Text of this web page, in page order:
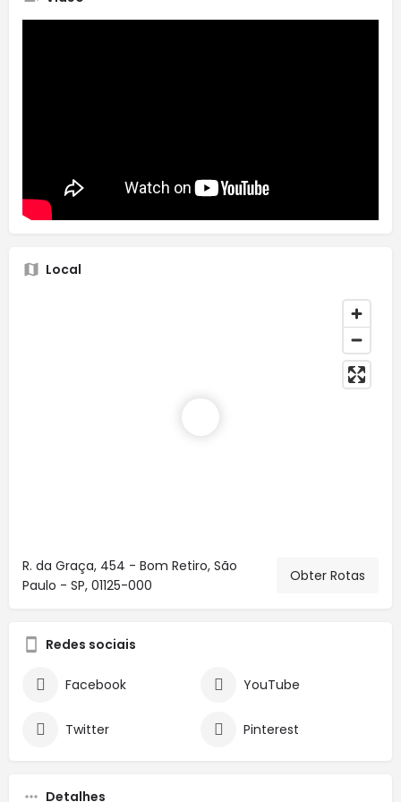
Local
R. da Graça, 454 - Bom Retiro, São
Paulo - SP, 01125-000
Obter Rotas
Redes sociais
Facebook YouTube
Twitter Pinterest
Detalhes